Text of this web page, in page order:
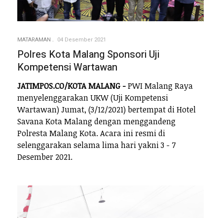
MATARAMAN 04 Desember 2021
Polres Kota Malang Sponsori Uji
Kompetensi Wartawan
JATIMPOS.CO/KOTA MALANG -PWI Malang Raya
menyelenggarakan UKW (Uji Kompetensi
Wartawan) Jumat, (3/12/2021) bertempat di Hotel
Savana Kota Malang dengan menggandeng
Polresta Malang Kota. Acara ini resmi di
selenggarakan selama lima hari yakni 3 - 7
Desember 2021.